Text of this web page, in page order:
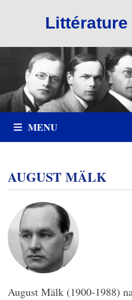
MENU
AUGUST MÄLK
August Mälk (1900-1988)